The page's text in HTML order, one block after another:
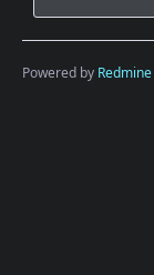
Powered by Redmine